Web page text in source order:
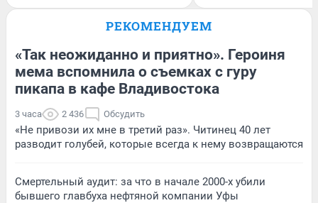
РЕКОМЕНДУЕМ
«Так неожиданно и приятно». Героиня
мема вспомнила о съемках с гуру
пикапа в кафе Владивостока
3 часа 2 436 Обсудить
«Не привози их мне в третий раз». Читинец 40 лет
разводит голубей, которые всегда к нему возвращаются
Смертельный аудит: за что в начале 2000-х убили
бывшего главбуха нефтяной компании Уфы